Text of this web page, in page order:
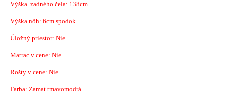
Výška zadného čela: 138cm
Výška nôh: 6cm spodok
Úložný priestor: Nie
Matrac v cene: Nie
Rošty v cene: Nie
Farba: Zamat tmavomodrá